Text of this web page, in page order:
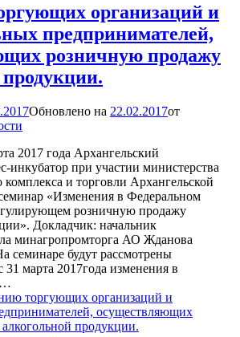
организаций и
предпринимателей,
розничную продажу
Обновлено на 22.02.2017от
2017 года Архангельский
инкубатор при участии министерства
и торговли Архангельской
«Изменения в Федеральном
розничную продажу
Докладчик: начальник
минагропромторга АО Жданова
семинаре будут рассмотрены
марта 2017года изменения в
…
торгующих организаций и
осуществляющих
продукции.